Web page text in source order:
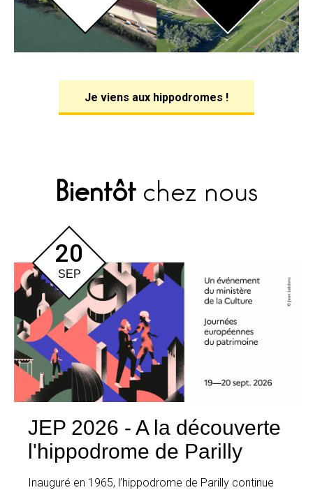
Je viens aux hippodromes !
Bientôtchez nous
20
SEP
JEP 2026 - A la découverte
l'hippodrome de Parilly
Inauguré en 1965, l’hippodrome de Parilly continue